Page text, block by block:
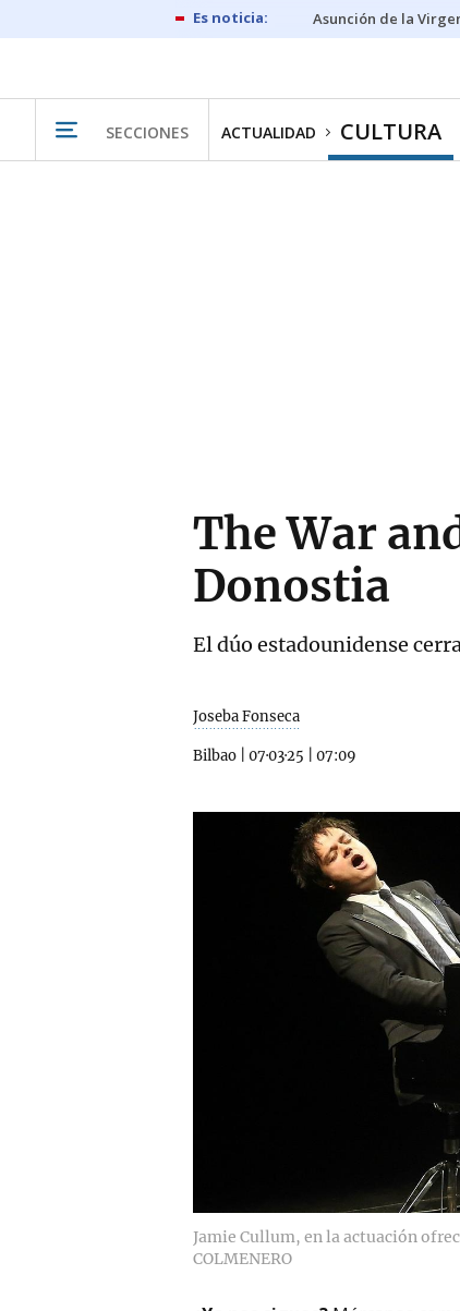
Asunción de la
SECCIONES ACTUALIDAD CULTURA
The War
Donostia
El dúo estadounidense
Joseba Fonseca
Bilbao 07·03·25 07:09
Jamie Cullum, en la actuación
COLMENERO